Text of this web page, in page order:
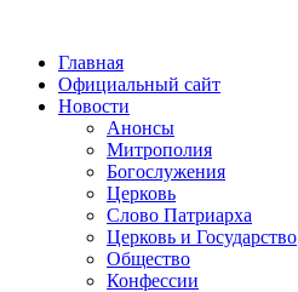
Главная
Официальный сайт
Новости
Анонсы
Митрополия
Богослужения
Церковь
Слово Патриарха
Церковь и Государство
Общество
Конфессии